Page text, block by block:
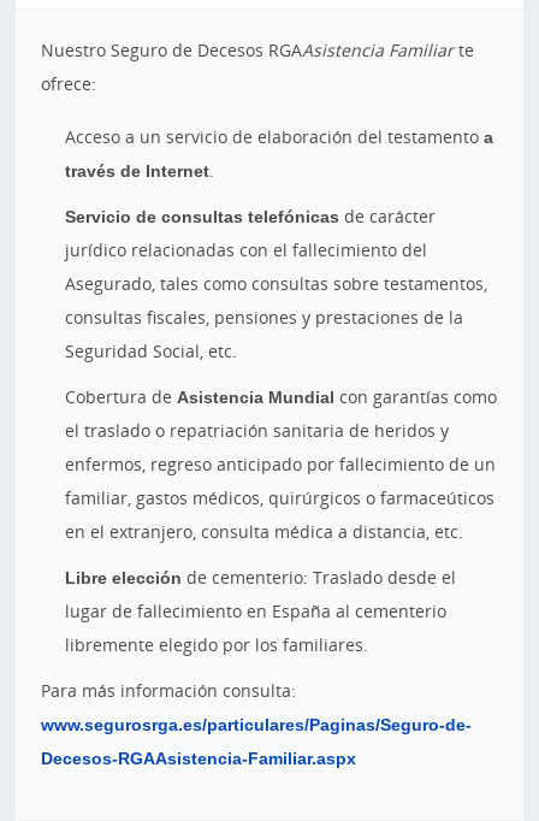
Nuestro Seguro de Decesos RGAAsistencia Familiarte
ofrece:
Acceso a un servicio de elaboración del testamentoa
través de Internet.
Servicio de consultas telefónicas de carácter
jurídico relacionadas con el fallecimiento del
Asegurado, tales como consultas sobre testamentos,
consultas fiscales, pensiones y prestaciones de la
Seguridad Social, etc.
Cobertura deAsistencia Mundial con garantías como
el traslado o repatriación sanitaria de heridos y
enfermos, regreso anticipado por fallecimiento de un
familiar, gastos médicos, quirúrgicos o farmaceúticos
en el extranjero, consulta médica a distancia, etc.
Libre elección de cementerio: Traslado desde el
lugar de fallecimiento en España al cementerio
libremente elegido por los familiares.
Para más información consulta:
www.segurosrga.es/particulares/Paginas/Seguro-de-
Decesos-RGAAsistencia-Familiar.aspx